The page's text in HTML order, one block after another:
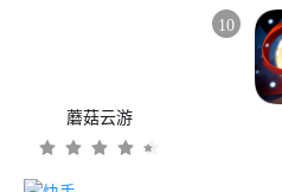
蘑菇云游
10